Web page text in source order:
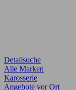
Detailsuche
Alle Marken
Karosserie
Angebote vor Ort